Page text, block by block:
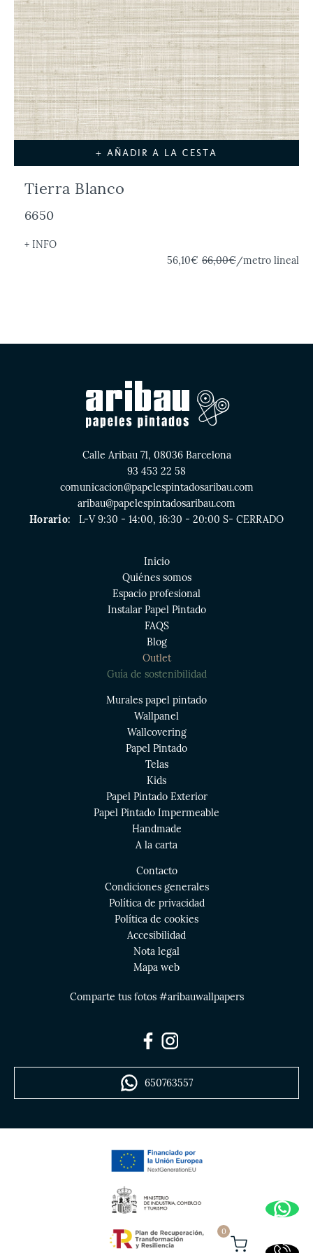
0
+ AÑADIR A LA CESTA
Tierra Blanco
6650
+ INFO
56,10€ 66,00€/metro lineal
Calle Aribau 71, 08036 Barcelona
93 453 22 58
comunicacion@papelespintadosaribau.com
aribau@papelespintadosaribau.com
Horario:
L-V 9:30 - 14:00, 16:30 - 20:00 S- CERRADO
Inicio
Quiénes somos
Espacio profesional
Instalar Papel Pintado
FAQS
Blog
Outlet
Guía de sostenibilidad
Murales papel pintado
Wallpanel
Wallcovering
Papel Pintado
Telas
Kids
Papel Pintado Exterior
Papel Pintado Impermeable
Handmade
A la carta
Contacto
Condiciones generales
Política de privacidad
Política de cookies
Accesibilidad
Nota legal
Mapa web
Comparte tus fotos #aribauwallpapers
650763557